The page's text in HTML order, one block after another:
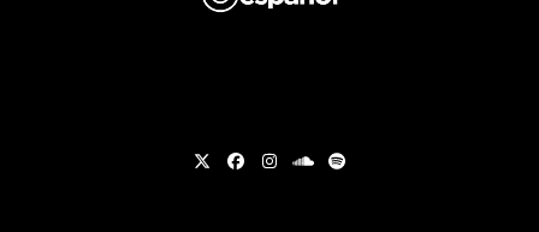
TwitterFacebook
Instagram
soundcloud
Spotify